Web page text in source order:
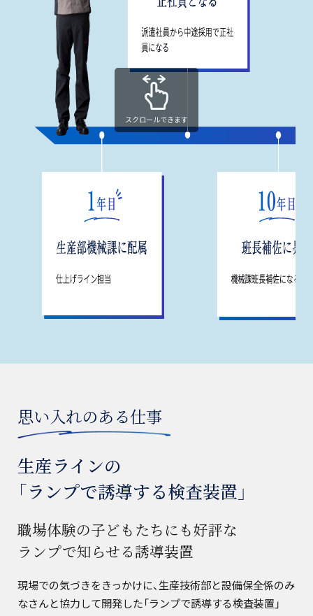
スクロールできます
思い入れのある仕事
生産ラインの
「ランプで誘導する検査装置」
職場体験の子どもたちにも好評な
ランプで知らせる誘導装置
現場での気づきをきっかけに、生産技術部と設備保全係のみ
なさんと協力して開発した「ランプで誘導する検査装置」